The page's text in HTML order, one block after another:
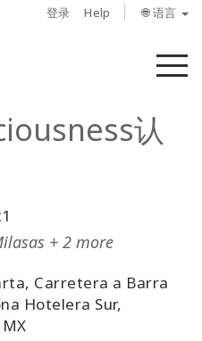
登录 Help 🌐 语言
菜
认
+ 2 more
Carretera a Barra
Hotelera Sur,